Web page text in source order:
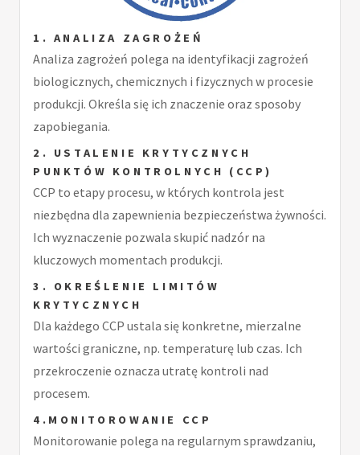
1. ANALIZA ZAGROŻEŃ
Analiza zagrożeń polega na identyfikacji zagrożeń
biologicznych, chemicznych i fizycznych w procesie
produkcji. Określa się ich znaczenie oraz sposoby
zapobiegania.
2. USTALENIE KRYTYCZNYCH
PUNKTÓW KONTROLNYCH (CCP)
CCP to etapy procesu, w których kontrola jest
niezbędna dla zapewnienia bezpieczeństwa żywności.
Ich wyznaczenie pozwala skupić nadzór na
kluczowych momentach produkcji.
3. OKREŚLENIE LIMITÓW
KRYTYCZNYCH
Dla każdego CCP ustala się konkretne, mierzalne
wartości graniczne, np. temperaturę lub czas. Ich
przekroczenie oznacza utratę kontroli nad
procesem.
4.MONITOROWANIE CCP
Monitorowanie polega na regularnym sprawdzaniu,